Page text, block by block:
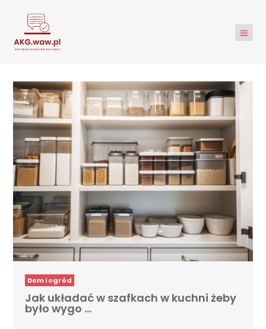
Dom i ogród
Jak układać w szafkach w kuchni żeby
było wygo …